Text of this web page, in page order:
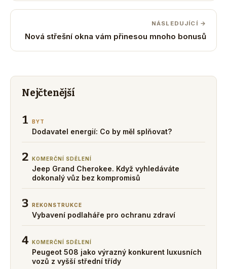
NÁSLEDUJÍCÍ →
Nová střešní okna vám přinesou mnoho bonusů
Nejčtenější
1 BYT
Dodavatel energií: Co by měl splňovat?
2 KOMERČNÍ SDĚLENÍ
Jeep Grand Cherokee. Když vyhledáváte
dokonalý vůz bez kompromisů
3 REKONSTRUKCE
Vybavení podlaháře pro ochranu zdraví
4 KOMERČNÍ SDĚLENÍ
Peugeot 508 jako výrazný konkurent luxusních
vozů z vyšší střední třídy